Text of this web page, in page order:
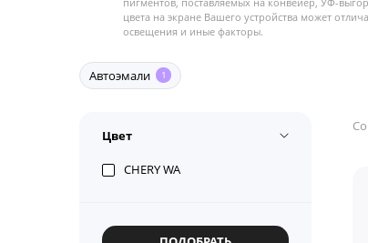
цвета на экране Вашего устройства может
освещения и иные факторы.
Автоэмали 1
Цвет
CHERY WA